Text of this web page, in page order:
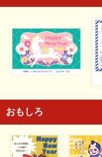
おもしろ